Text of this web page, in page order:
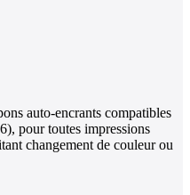
auto-encrants compatibles
pour toutes impressions
changement de couleur ou